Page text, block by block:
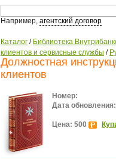
Например, агентский договор
Каталог / Библиотека
клиентов и сервисные службы /
Должностная
клиентов
Номер:
Дата обновления:
Цена: 500